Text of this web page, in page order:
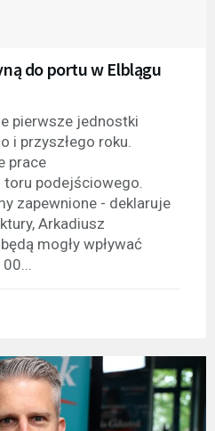
do portu w Elblągu
pierwsze jednostki
i przyszłego roku.
prace
podejściowego.
zapewnione - deklaruje
Arkadiusz
mogły wpływać